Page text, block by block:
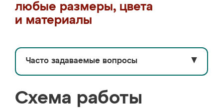
любые размеры, цвета
и материалы
Часто задаваемые вопросы ▼
Схема работы